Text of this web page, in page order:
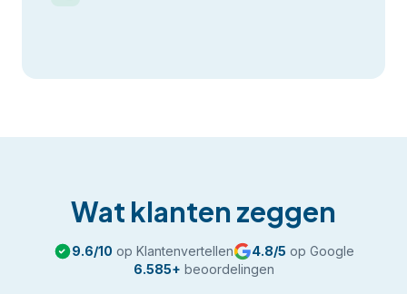
Wat klanten zeggen
9.6/10 op Klantenvertellen 4.8/5 op Google
6.585+ beoordelingen